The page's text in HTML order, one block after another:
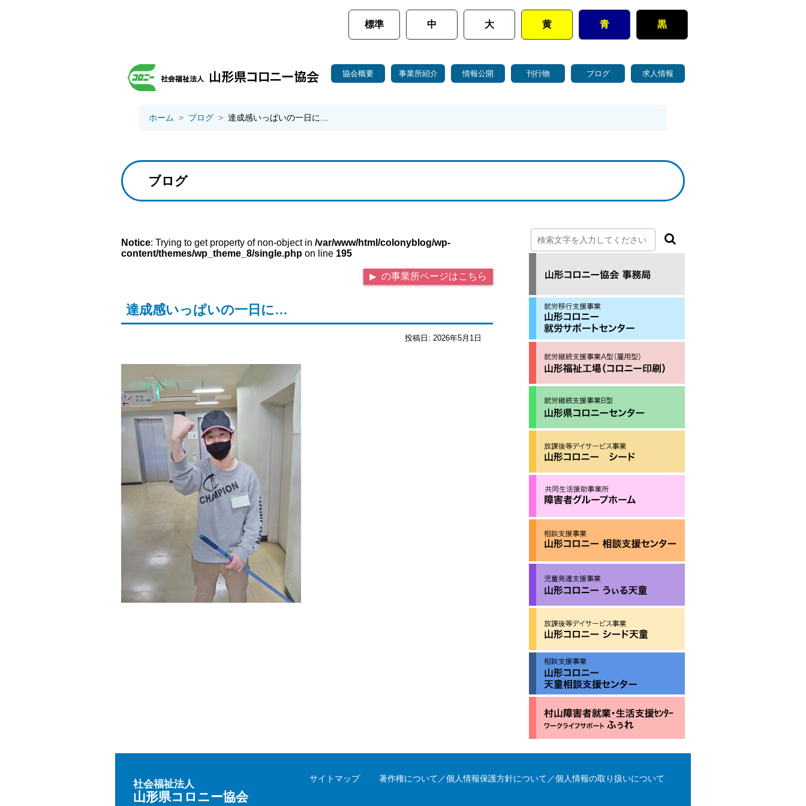
標準 中 大 黄 青 黒
協会概要 事業所紹介 情報公開 刊行物 ブログ 求人情報
ホーム ブログ 達成感いっぱいの一日に…
ブログ
Notice: Trying to get property of non-object in /var/www/html/colonyblog/wp-
content/themes/wp_theme_8/single.php on line 195
の事業所ページはこちら
達成感いっぱいの一日に…
投稿日: 2026年5月1日
社会福祉法人
山形県コロニー協会
サイトマップ 著作権について／個人情報保護方針について／個人情報の取り扱いについて